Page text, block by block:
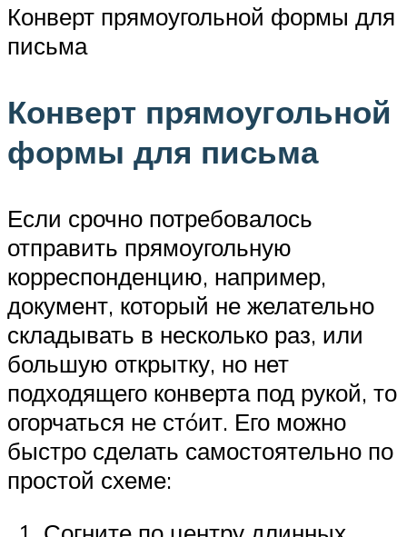
Конверт прямоугольной формы для
письма
Конверт прямоугольной
формы для письма
Если срочно потребовалось
отправить прямоугольную
корреспонденцию, например,
документ, который не желательно
складывать в несколько раз, или
большую открытку, но нет
подходящего конверта под рукой, то
огорчаться не стóит. Его можно
быстро сделать самостоятельно по
простой схеме: